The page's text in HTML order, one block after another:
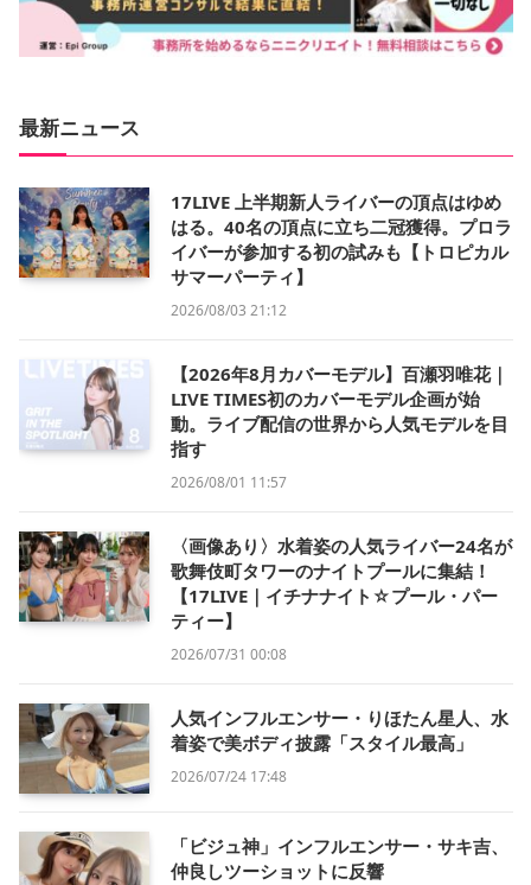
最新ニュース
17LIVE 上半期新人ライバーの頂点はゆめ
はる。40名の頂点に立ち二冠獲得。プロラ
イバーが参加する初の試みも【トロピカル
サマーパーティ】
2026/08/03 21:12
【2026年8月カバーモデル】百瀬羽唯花｜
LIVE TIMES初のカバーモデル企画が始
動。ライブ配信の世界から人気モデルを目
指す
2026/08/01 11:57
〈画像あり〉水着姿の人気ライバー24名が
歌舞伎町タワーのナイトプールに集結！
【17LIVE｜イチナナイト☆プール・パー
ティー】
2026/07/31 00:08
人気インフルエンサー・りほたん星人、水
着姿で美ボディ披露「スタイル最高」
2026/07/24 17:48
「ビジュ神」インフルエンサー・サキ吉、
仲良しツーショットに反響